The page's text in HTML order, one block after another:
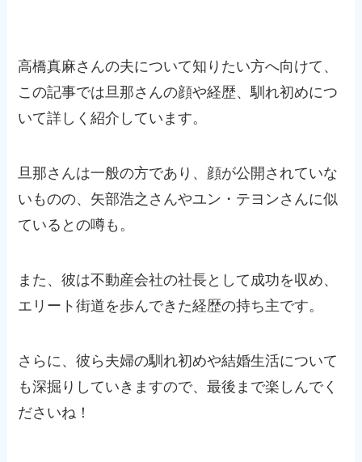
高橋真麻さんの夫について知りたい方へ向けて、
この記事では旦那さんの顔や経歴、馴れ初めにつ
いて詳しく紹介しています。
旦那さんは一般の方であり、顔が公開されていな
いものの、矢部浩之さんやユン・テヨンさんに似
ているとの噂も。
また、彼は不動産会社の社長として成功を収め、
エリート街道を歩んできた経歴の持ち主です。
さらに、彼ら夫婦の馴れ初めや結婚生活について
も深掘りしていきますので、最後まで楽しんでく
ださいね！